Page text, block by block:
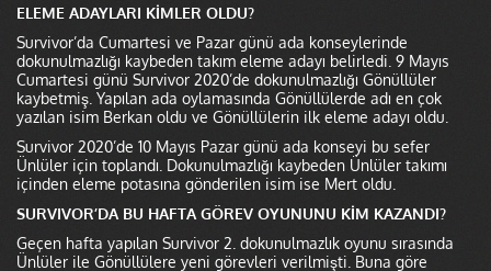
ELEME ADAYLARI KİMLER OLDU?
Survivor’da Cumartesi ve Pazar günü ada konseylerinde
dokunulmazlığı kaybeden takım eleme adayı belirledi. 9 Mayıs
Cumartesi günü Survivor 2020’de dokunulmazlığı Gönüllüler
kaybetmiş. Yapılan ada oylamasında Gönüllülerde adı en çok
yazılan isim Berkan oldu ve Gönüllülerin ilk eleme adayı oldu.
Survivor 2020’de 10 Mayıs Pazar günü ada konseyi bu sefer
Ünlüler için toplandı. Dokunulmazlığı kaybeden Ünlüler takımı
içinden eleme potasına gönderilen isim ise Mert oldu.
SURVIVOR’DA BU HAFTA GÖREV OYUNUNU KİM KAZANDI?
Geçen hafta yapılan Survivor 2. dokunulmazlık oyunu sırasında
Ünlüler ile Gönüllülere yeni görevleri verilmişti. Buna göre